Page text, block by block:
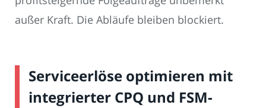
außer Kraft. Die Abläufe bleiben blockiert.
Serviceerlöse optimieren mit
integrierter CPQ und FSM-